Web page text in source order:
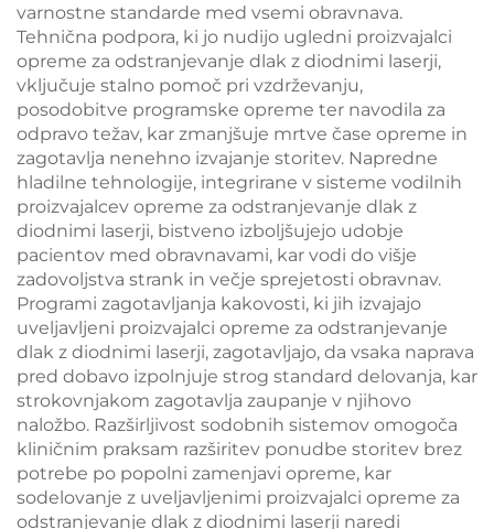
varnostne standarde med vsemi obravnava.
Tehnična podpora, ki jo nudijo ugledni proizvajalci
opreme za odstranjevanje dlak z diodnimi laserji,
vključuje stalno pomoč pri vzdrževanju,
posodobitve programske opreme ter navodila za
odpravo težav, kar zmanjšuje mrtve čase opreme in
zagotavlja nenehno izvajanje storitev. Napredne
hladilne tehnologije, integrirane v sisteme vodilnih
proizvajalcev opreme za odstranjevanje dlak z
diodnimi laserji, bistveno izboljšujejo udobje
pacientov med obravnavami, kar vodi do višje
zadovoljstva strank in večje sprejetosti obravnav.
Programi zagotavljanja kakovosti, ki jih izvajajo
uveljavljeni proizvajalci opreme za odstranjevanje
dlak z diodnimi laserji, zagotavljajo, da vsaka naprava
pred dobavo izpolnjuje strog standard delovanja, kar
strokovnjakom zagotavlja zaupanje v njihovo
naložbo. Razširljivost sodobnih sistemov omogoča
kliničnim praksam razširitev ponudbe storitev brez
potrebe po popolni zamenjavi opreme, kar
sodelovanje z uveljavljenimi proizvajalci opreme za
odstranjevanje dlak z diodnimi laserji naredi